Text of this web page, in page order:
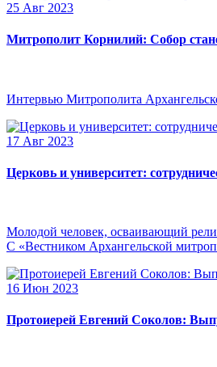
25 Авг 2023
Митрополит Корнилий: Собор
Интервью Митрополита
17 Авг 2023
Церковь и университет:
Молодой человек, осваивающий
С «Вестником Архангельской
16 Июн 2023
Протоиерей Евгений Соколов: